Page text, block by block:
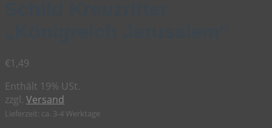
€1,49
Enthält 19% USt.
zzgl. Versand
Lieferzeit: ca. 3-4 Werktage